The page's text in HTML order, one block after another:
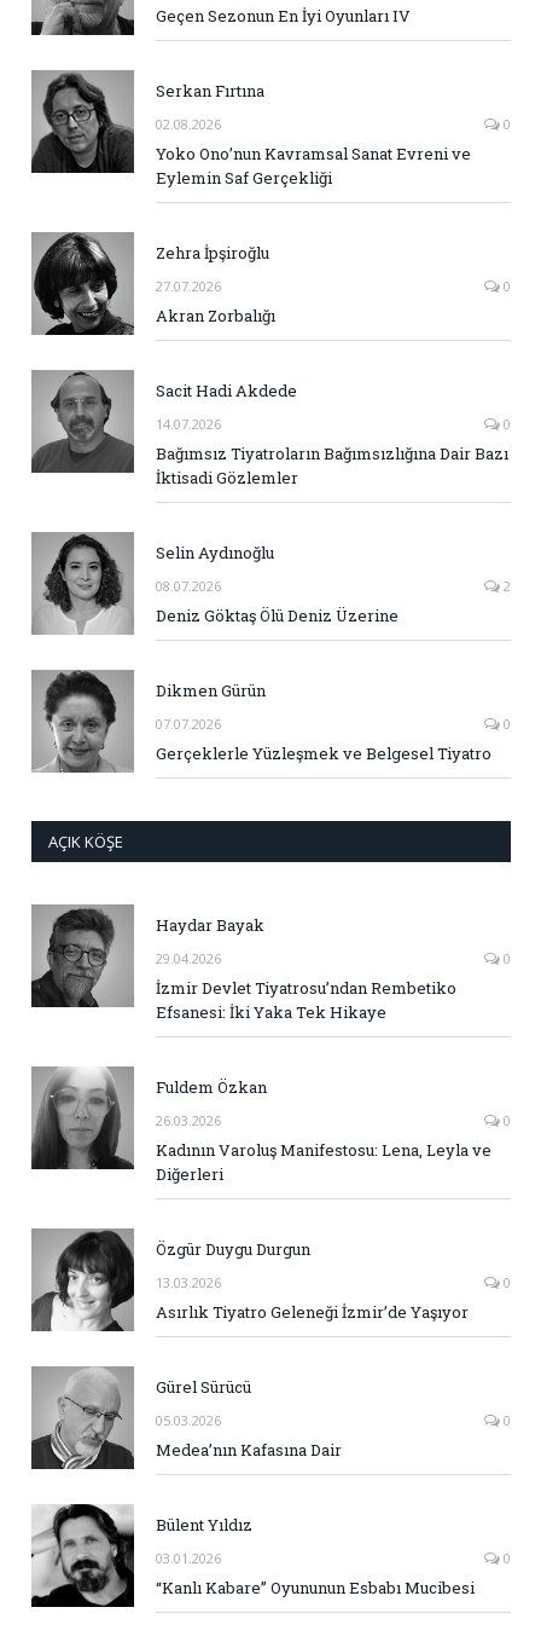
Geçen Sezonun En İyi Oyunları IV
Serkan Fırtına
02.08.2026 0
Yoko Ono’nun Kavramsal Sanat Evreni ve
Eylemin Saf Gerçekliği
Zehra İpşiroğlu
27.07.2026 0
Akran Zorbalığı
Sacit Hadi Akdede
14.07.2026 0
Bağımsız Tiyatroların Bağımsızlığına Dair Bazı
İktisadi Gözlemler
Selin Aydınoğlu
08.07.2026 2
Deniz Göktaş Ölü Deniz Üzerine
Dikmen Gürün
07.07.2026 0
Gerçeklerle Yüzleşmek ve Belgesel Tiyatro
AÇIK KÖŞE
Haydar Bayak
29.04.2026 0
İzmir Devlet Tiyatrosu’ndan Rembetiko
Efsanesi: İki Yaka Tek Hikaye
Fuldem Özkan
26.03.2026 0
Kadının Varoluş Manifestosu: Lena, Leyla ve
Diğerleri
Özgür Duygu Durgun
13.03.2026 0
Asırlık Tiyatro Geleneği İzmir’de Yaşıyor
Gürel Sürücü
05.03.2026 0
Medea’nın Kafasına Dair
Bülent Yıldız
03.01.2026 0
“Kanlı Kabare” Oyununun Esbabı Mucibesi